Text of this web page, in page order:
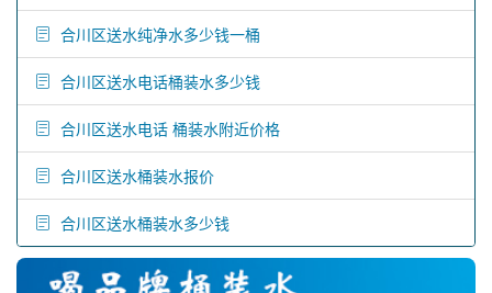
合川区送水纯净水多少钱一桶
合川区送水电话桶装水多少钱
合川区送水电话 桶装水附近价格
合川区送水桶装水报价
合川区送水桶装水多少钱